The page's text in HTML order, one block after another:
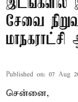
சேவை
Published on: 07 Aug
சென்னை,